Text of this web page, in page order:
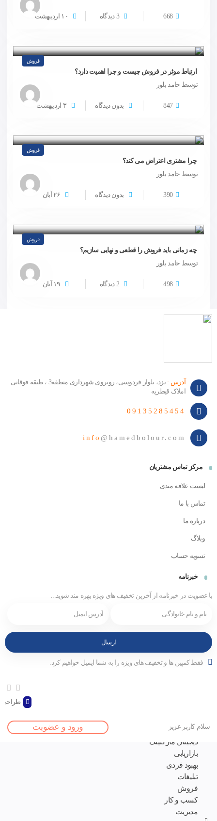
668 3 دیدگاه ۱۰ اردیبهشت
فروش
ارتباط موثر در فروش چیست و چرا اهمیت دارد؟
توسط حامد بلور
847 بدون دیدگاه ۳ اردیبهشت
فروش
چرا مشتری اعتراض می کند؟
توسط حامد بلور
390 بدون دیدگاه ۲۶آبان
فروش
چه زمانی باید فروش را قطعی و نهایی سازیم؟
توسط حامد بلور
498 2 دیدگاه ۱۹ آبان
آدرس :
یزد، بلوار فردوسی، روبروی شهرداری منطقه3 ، طبقه فوقانی
املاک قیطریه
09135285454
info @hamedbolour.com
مرکز تماس مشتریان
لیست علاقه مندی
تماس با ما
درباره ما
وبلاگ
تسویه حساب
خبرنامه
با عضویت در خبرنامه از آخرین تخفیف های ویژه بهره مند شوید...
فقط کمپین ها و تخفیف های ویژه را به شما ایمیل خواهیم کرد.
طراحی
سلام کاربر عزیز ورود و عضویت
مقالات
دیجیتال مارکتینگ
بازاریابی
بهبود فردی
تبلیغات
فروش
کسب و کار
مدیریت